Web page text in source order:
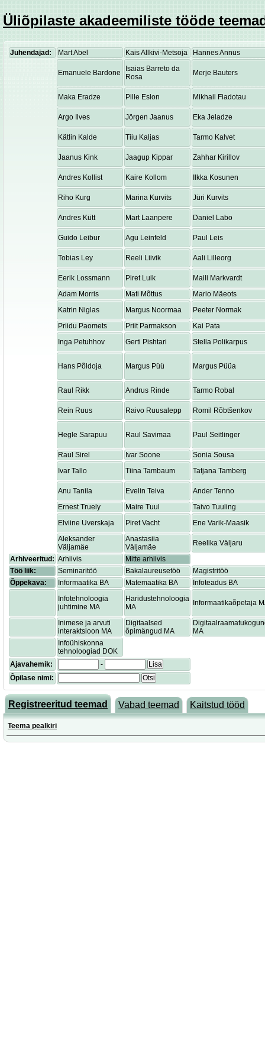
Üliõpilaste akadeemiliste tööde
Juhendajad: Mart Abel Kais Allkivi-Metsoja Hannes Annus
Emanuele Bardone
Isaias Barreto da
Rosa
Merje Bauters
Maka Eradze Pille Eslon Mikhail Fiadotau
Argo Ilves Jörgen Jaanus Eka Jeladze
Kätlin Kalde Tiiu Kaljas Tarmo Kalvet
Jaanus Kink Jaagup Kippar Zahhar Kirillov
Andres Kollist Kaire Kollom Ilkka Kosunen
Riho Kurg Marina Kurvits Jüri Kurvits
Andres Kütt Mart Laanpere Daniel Labo
Guido Leibur Agu Leinfeld Paul Leis
Tobias Ley Reeli Liivik Aali Lilleorg
Eerik Lossmann Piret Luik
Maili Markvardt
Adam Morris
Mati Mõttus
Mario Mäeots
Katrin Niglas
Margus Noormaa
Peeter Normak
Priidu Paomets
Priit Parmakson
Kai Pata
Inga Petuhhov
Gerti Pishtari Stella Polikarpus
Hans Põldoja Margus Püü Margus Püüa
Raul Rikk Andrus Rinde Tarmo Robal
Rein Ruus Raivo Ruusalepp Romil Rõbtšenkov
Hegle Sarapuu Raul Savimaa Paul Seitlinger
Raul Sirel Ivar Soone
Sonia Sousa
Ivar Tallo
Tiina Tambaum Tatjana Tamberg
Anu Tanila Evelin Teiva
Ander Tenno
Ernest Truely
Maire Tuul
Taivo Tuuling
Elviine Uverskaja
Piret Vacht
Ene Varik-Maasik
Aleksander
Väljamäe
Anastasiia
Väljamäe
Reelika Väljaru
Arhiveeritud: Arhiivis
Mitte arhiivis
Töö liik:
Seminaritöö Bakalaureusetöö
Magistritöö
Õppekava:
Informaatika BA Matemaatika BA
Infoteadus BA
Infotehnoloogia
juhtimine MA
Haridustehnoloogia
MA
Informaatikaõpetaja
Inimese ja arvuti
interaktsioon MA
Digitaalsed
õpimängud MA
MA
Infoühiskonna
tehnoloogiad DOK
Ajavahemik:
-
Lisa
Õpilase nimi:
Otsi
Registreeritud teemad Vabad teemad Kaitstud tööd
Teema pealkiri